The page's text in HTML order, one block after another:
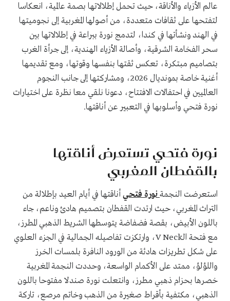
عالم الأزياء والأناقة، حيث تحمل إطلالاتها بصمة عالمية، انعكاسا
لتفتحها على ثقافات متعددة، من أصولها المغربية إلى نجوميتها
في الهند ونشأتها في كندا، لتدمج نورة ببراعة في إطلالاتها بين
سحر الفخامة الشرقية، وأصالة الأزياء الهندية، إلى جرأة الغرب
بتصاميم مبتكرة، تعكس ثقتها بنفسها وقوتها، ومع تقديمها
أغنية خاصة بمونديال 2026، ومشاركتها إلى جانب النجوم
العالميين في احتفالات الافتتاح، دعونا نلقي معا نظرة على اختيارات
نورة فتحي وأسلوبها في التعبير عن أناقتها.
نورة فتحي تستعرض أناقتها
بالقفطان المغربي
استعرضت النجمةنورة فتحي أناقتها في أيام العيد بإطلالة من
التراث المغربي، حيث ارتدت القفطان بتصميم هادئ وناعم، جاء
باللون الأبيض، بقصة فضفاضة يتوسطها الشريط الذهبي المطرز،
مع فتحة الـV Neck، وارتكزت تفاصيله الجمالية في الجزء العلوي
على شكل تطريزات هادئة من الورود النافرة بلمسات الخرز
واللؤلؤ، ممتد على الأكمام الواسعة، وحددت النجمة المغربية
خصرها بحزام ذهبي مطرز، وانتعلت نورة صندلا مفتوحا باللون
الذهبي، مكتفية بأقراط صغيرة من الذهب وخاتم مرصع، تاركة